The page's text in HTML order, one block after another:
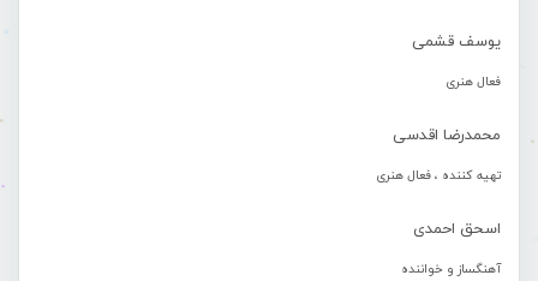
یوسف قشمی
فعال هنری
محمدرضا اقدسی
تهیه کننده ، فعال هنری
اسحق احمدی
آهنگساز و خواننده